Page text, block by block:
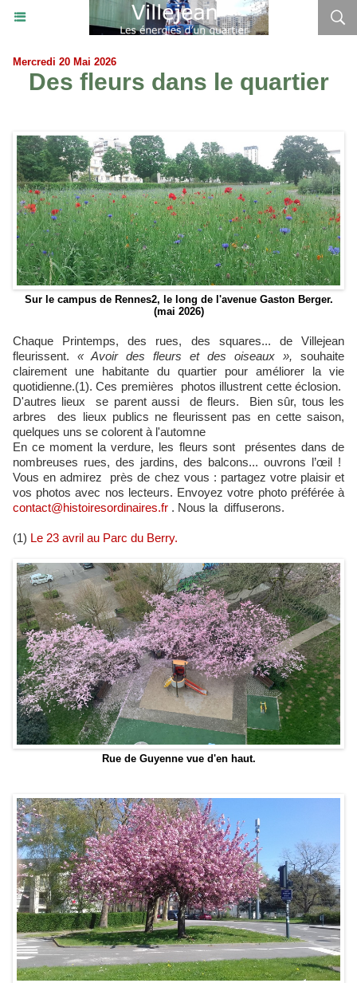
Mercredi 20 Mai 2026
Des fleurs dans le quartier
Sur le campus de Rennes2, le long de l'avenue Gaston Berger.
(mai 2026)
Chaque Printemps, des rues, des squares... de Villejean
fleurissent. « Avoir des fleurs et des oiseaux », souhaite
clairement une habitante du quartier pour améliorer la vie
quotidienne.(1). Ces premières photos illustrent cette éclosion.
D'autres lieux se parent aussi de fleurs. Bien sûr, tous les
arbres des lieux publics ne fleurissent pas en cette saison,
quelques uns se colorent à l'automne
En ce moment la verdure, les fleurs sont présentes dans de
nombreuses rues, des jardins, des balcons... ouvrons l’œil !
Vous en admirez près de chez vous : partagez votre plaisir et
vos photos avec nos lecteurs. Envoyez votre photo préférée à
contact@histoiresordinaires.fr . Nous la diffuserons.
(1) Le 23 avril au Parc du Berry.
Rue de Guyenne vue d'en haut.